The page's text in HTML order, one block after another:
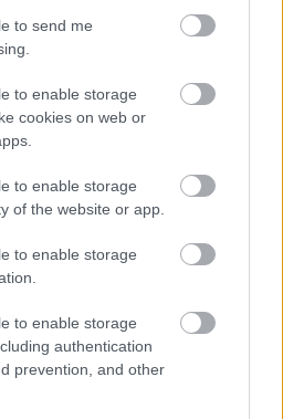
to send me
to enable storage
cookies on web or
to enable storage
of the website or app.
to enable storage
to enable storage
authentication
prevention, and other